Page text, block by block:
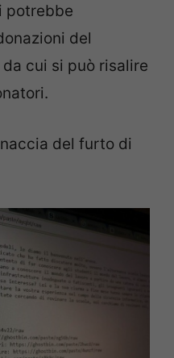
potrebbe
del
cui si può risalire
del furto di